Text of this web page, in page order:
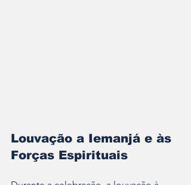
Louvação a Iemanjá e às
Forças Espirituais